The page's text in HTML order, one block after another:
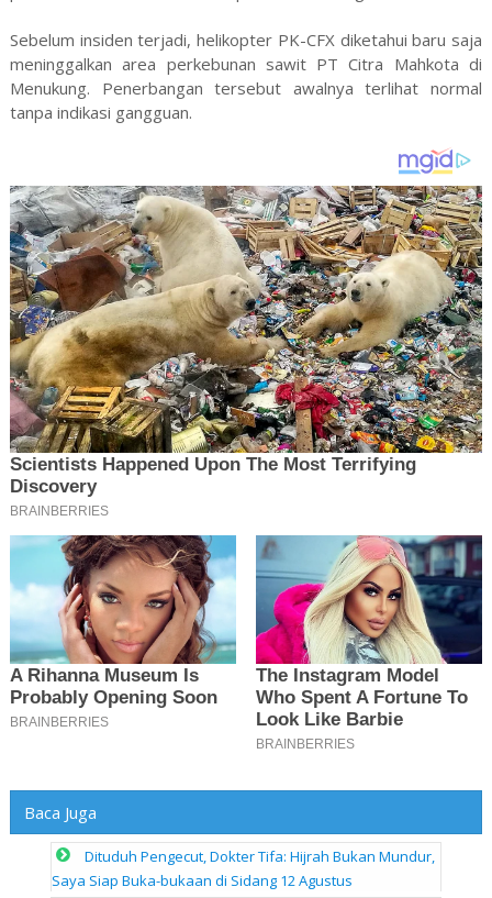
Sebelum insiden terjadi, helikopter PK-CFX diketahui baru saja
meninggalkan area perkebunan sawit PT Citra Mahkota di
Menukung. Penerbangan tersebut awalnya terlihat normal
tanpa indikasi gangguan.
Baca Juga
Dituduh Pengecut, Dokter Tifa: Hijrah Bukan Mundur,
Saya Siap Buka-bukaan di Sidang 12 Agustus